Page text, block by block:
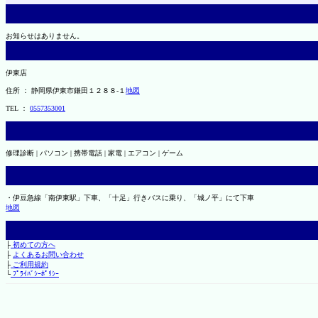
お知らせはありません。
伊東店
住所 ： 静岡県伊東市鎌田１２８８-１ 地図
TEL ： 0557353001
修理診断 | パソコン | 携帯電話 | 家電 | エアコン | ゲーム
・伊豆急線「南伊東駅」下車、「十足」行きバスに乗り、「城ノ平」にて下車
地図
├初めての方へ
├ よくあるお問い合わせ
├ご利用規約
└ﾌﾟﾗｲﾊﾞｼｰﾎﾟﾘｼｰ